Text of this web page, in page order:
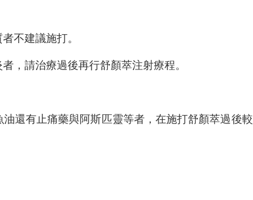
不建議施打。
，請治療過後再行舒顏萃注射療程。
還有止痛藥與阿斯匹靈等者，在施打舒顏萃過後較